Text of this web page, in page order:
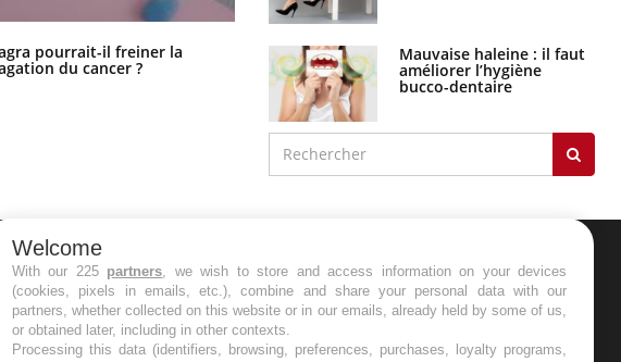
pourrait-il freiner la
du cancer ?
Pourquoi manger moins de
protéines pourrait finalement être
bénéfique
Mauvaise haleine : il faut
améliorer l’hygiène
bucco-dentaire
NEWSLETTER
Recevez toutes les semaines les meilleures
infos santé
Welcome
With our 225 partners, we wish to store and access information on your devices
(cookies, pixels in emails, etc.), combine and share your personal data with our
partners, whether collected on this website or in our emails, already held by some of us,
or obtained later, including in other contexts.
Processing this data (identifiers, browsing, preferences, purchases, loyalty programs,